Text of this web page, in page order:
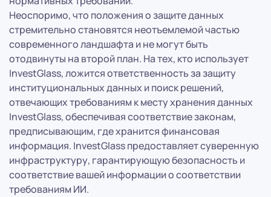
Неоспоримо, что положения о защите данных
стремительно становятся неотъемлемой частью
современного ландшафта и не могут быть
отодвинуты на второй план. На тех, кто использует
InvestGlass, ложится ответственность за защиту
институциональных данных и поиск решений,
отвечающих требованиям к месту хранения данных
InvestGlass, обеспечивая соответствие законам,
предписывающим, где хранится финансовая
информация. InvestGlass предоставляет суверенную
инфраструктуру, гарантирующую безопасность и
соответствие вашей информации о соответствии
требованиям ИИ.